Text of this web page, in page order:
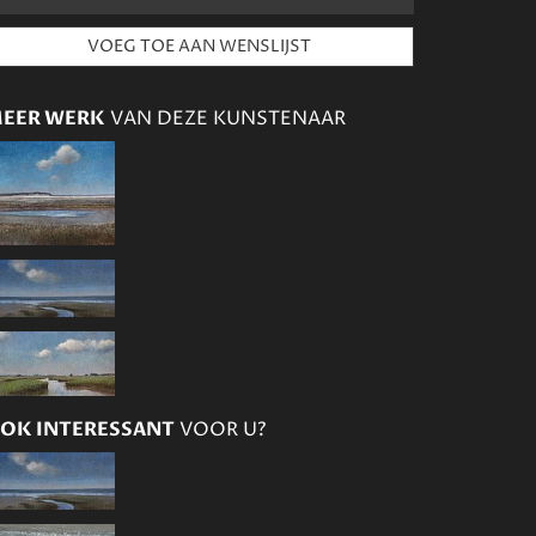
WERK VAN DEZE KUNSTENAAR
INTERESSANTVOOR U?